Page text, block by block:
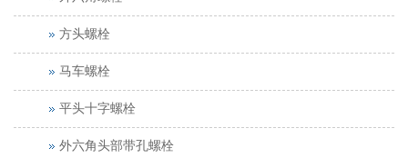
方头螺栓
马车螺栓
平头十字螺栓
外六角头部带孔螺栓